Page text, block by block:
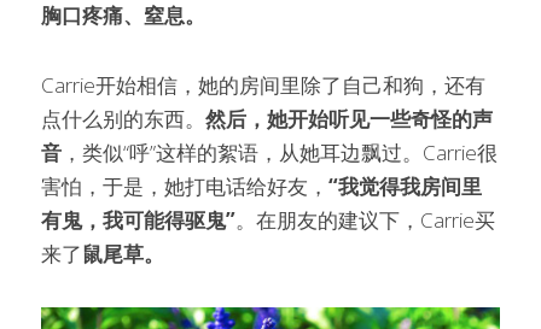
胸口疼痛、窒息。
Carrie开始相信，她的房间里除了自己和狗，还有
点什么别的东西。 然后，她开始听见一些奇怪的声
音 ，类似“呼”这样的絮语，从她耳边飘过。Carrie很
害怕，于是，她打电话给好友， “我觉得我房间里
有鬼，我可能得驱鬼”。在朋友的建议下，Carrie买
来了鼠尾草。